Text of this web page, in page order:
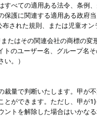
すべての適用ある法令、条例
護に関連する適用ある政府
された規則、または児童オン
たはその関連会社の商標の
トのユーザー名、グループ名
。）
裁量で判断いたします。甲が
とができます。ただし、甲が
ントを解除した場合はいかな